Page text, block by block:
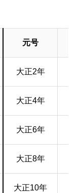
元号
大正2年
大正4年
大正6年
大正8年
大正10年